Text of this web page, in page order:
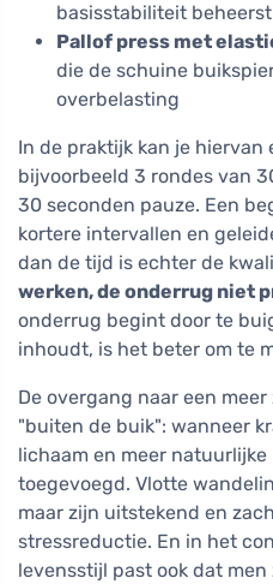
basisstabiliteit
Pallof press met
die de schuine
overbelasting
In de praktijk kan je hiervan
bijvoorbeeld 3 rondes van
30 seconden pauze. Een
kortere intervallen en
dan de tijd is echter de
werken, de onderrug niet
onderrug begint door te
inhoudt, is het beter om te
De overgang naar een
"buiten de buik": wanneer
lichaam en meer
toegevoegd. Vlotte
maar zijn uitstekend en
stressreductie. En in het
levensstijl past ook dat